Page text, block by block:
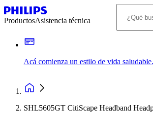
ProductosAsistencia técnica
Acá comienza un estilo de vida
SHL5605GT CitiScape Headband